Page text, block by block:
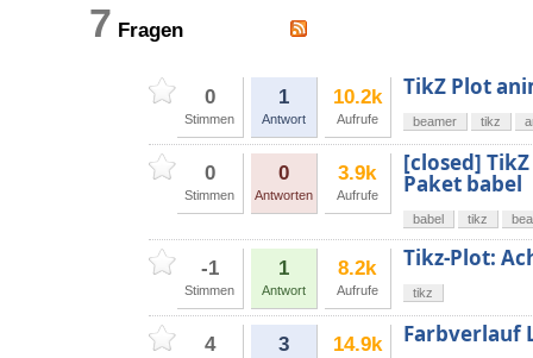
7 Fragen
0
Stimmen
1
Antwort
10.2k
Aufrufe
TikZ Plot
beamer tikz
0
Stimmen
0
Antworten
3.9k
Aufrufe
[closed]
Paket babel
babel tikz
-1
Stimmen
1
Antwort
8.2k
Aufrufe
Tikz-Plot:
tikz
4 3 14.9k Farbverlauf